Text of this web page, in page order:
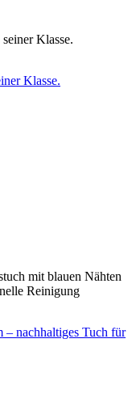
Klasse.
– nachhaltiges Tuch für